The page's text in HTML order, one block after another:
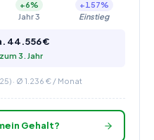
+6%
Jahr3
+157%
Einstieg
44.556€
3 . Jahr
· Ø 1.236 € / Monat
Gehalt?